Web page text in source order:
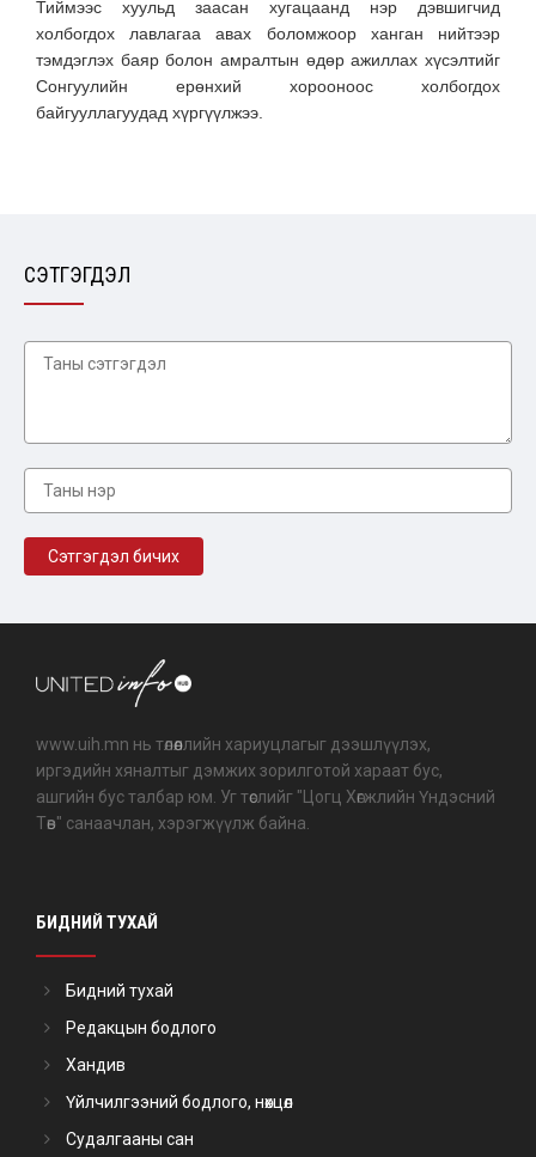
Тиймээс хуульд заасан хугацаанд нэр дэвшигчид
холбогдох лавлагаа авах боломжоор ханган нийтээр
тэмдэглэх баяр болон амралтын өдөр ажиллах хүсэлтийг
Сонгуулийн ерөнхий хорооноос холбогдох
байгууллагуудад хүргүүлжээ.
СЭТГЭГДЭЛ
www.uih.mn нь төлөөллийн хариуцлагыг дээшлүүлэх,
иргэдийн хяналтыг дэмжих зорилготой хараат бус,
ашгийн бус талбар юм. Уг төслийг "Цогц Хөгжлийн Үндэсний
Төв" санаачлан, хэрэгжүүлж байна.
БИДНИЙ ТУХАЙ
Бидний тухай
Редакцын бодлого
Хандив
Үйлчилгээний бодлого, нөхцөл
Судалгааны сан